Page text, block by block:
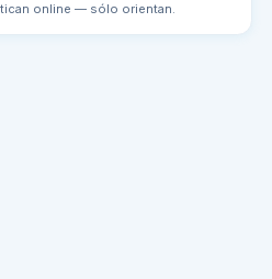
online — sólo orientan.